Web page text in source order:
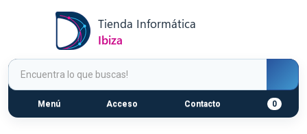
Menú Acceso Contacto 0